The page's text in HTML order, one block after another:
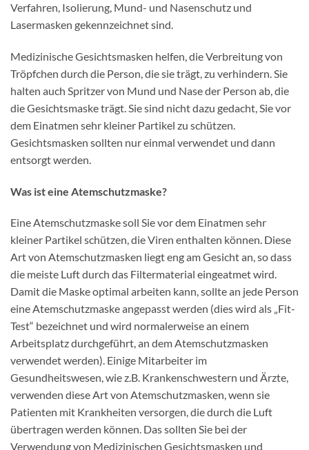
Verfahren, Isolierung, Mund- und Nasenschutz und
Lasermasken gekennzeichnet sind.
Medizinische Gesichtsmasken helfen, die Verbreitung von
Tröpfchen durch die Person, die sie trägt, zu verhindern. Sie
halten auch Spritzer von Mund und Nase der Person ab, die
die Gesichtsmaske trägt. Sie sind nicht dazu gedacht, Sie vor
dem Einatmen sehr kleiner Partikel zu schützen.
Gesichtsmasken sollten nur einmal verwendet und dann
entsorgt werden.
Was ist eine Atemschutzmaske?
Eine Atemschutzmaske soll Sie vor dem Einatmen sehr
kleiner Partikel schützen, die Viren enthalten können. Diese
Art von Atemschutzmasken liegt eng am Gesicht an, so dass
die meiste Luft durch das Filtermaterial eingeatmet wird.
Damit die Maske optimal arbeiten kann, sollte an jede Person
eine Atemschutzmaske angepasst werden (dies wird als „Fit-
Test“ bezeichnet und wird normalerweise an einem
Arbeitsplatz durchgeführt, an dem Atemschutzmasken
verwendet werden). Einige Mitarbeiter im
Gesundheitswesen, wie z.B. Krankenschwestern und Ärzte,
verwenden diese Art von Atemschutzmasken, wenn sie
Patienten mit Krankheiten versorgen, die durch die Luft
übertragen werden können. Das sollten Sie bei der
Verwendung von Medizinischen Gesichtsmasken und